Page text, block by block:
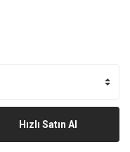
Hızlı Satın Al